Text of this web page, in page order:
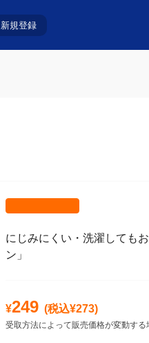
新規登録
にじみにくい・洗濯しても
ン」
¥249 (税込¥273)
受取方法によって販売価格が変動する